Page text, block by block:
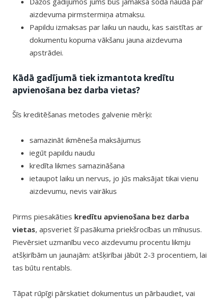
aizdevuma pirmstermiņa atmaksu.
Papildu izmaksas par laiku un naudu, kas saistītas ar
dokumentu kopuma vākšanu jauna aizdevuma
apstrādei.
Kādā gadījumā tiek izmantota kredītu
apvienošana bez darba vietas?
Šīs kreditēšanas metodes galvenie mērķi:
samazināt ikmēneša maksājumus
iegūt papildu naudu
kredīta likmes samazināšana
ietaupot laiku un nervus, jo jūs maksājat tikai vienu
aizdevumu, nevis vairākus
Pirms piesakāties kredītu apvienošana bez darba
vietas, apsveriet šī pasākuma priekšrocības un mīnusus.
Pievērsiet uzmanību veco aizdevumu procentu likmju
atšķirībām un jaunajām: atšķirībai jābūt 2-3 procentiem, lai
tas būtu rentabls.
Tāpat rūpīgi pārskatiet dokumentus un pārbaudiet, vai